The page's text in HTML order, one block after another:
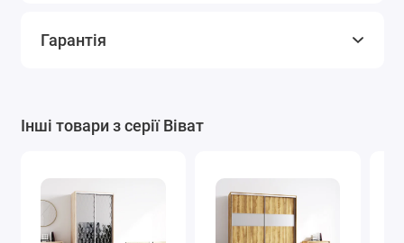
Графіт
Світло
коричневий
Гарантія
Інші товари з серії Віват